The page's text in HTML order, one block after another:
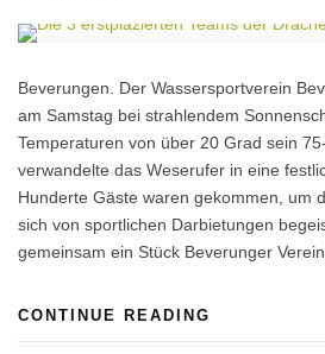
Beverungen. Der Wassersportverein
am Samstag bei strahlendem
Temperaturen von über 20 Grad sein
verwandelte das Weserufer in eine
Hunderte Gäste waren gekommen, um
sich von sportlichen Darbietungen
gemeinsam ein Stück Beverunger
CONTINUE READING